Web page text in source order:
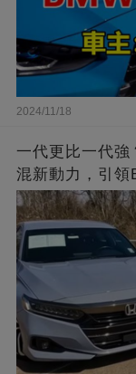
2024/11/18
一代更比一代強
混新動力，引領